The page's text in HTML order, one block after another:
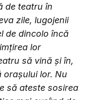
de teatru în
zile, lugojenii
de dincolo încă
lor
să vină şi în,
oraşului lor. Nu
să ateste sosirea